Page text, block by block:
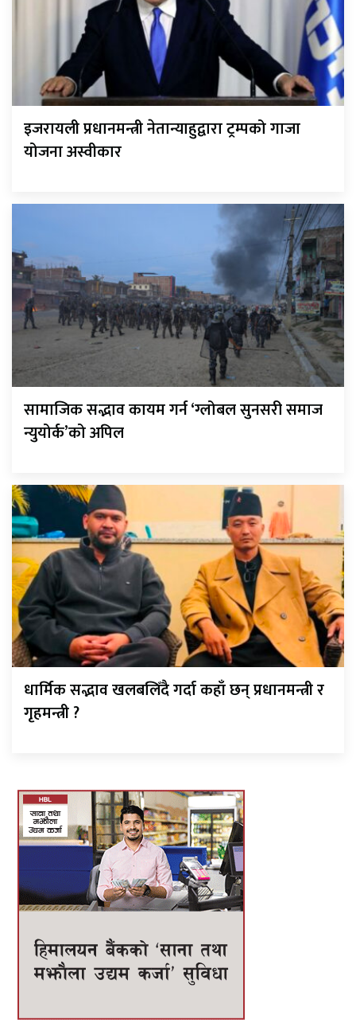
इजरायली प्रधानमन्त्री नेतान्याहुद्वारा ट्रम्पको गाजा
योजना अस्वीकार
सामाजिक सद्भाव कायम गर्न ‘ग्लोबल सुनसरी समाज
न्युयोर्क’को अपिल
धार्मिक सद्भाव खलबलिँदै गर्दा कहाँ छन् प्रधानमन्त्री र
गृहमन्त्री ?